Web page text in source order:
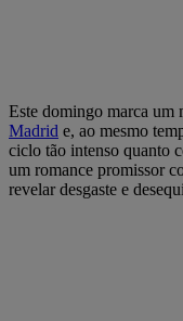
Este domingo marca um
Madrid e, ao mesmo
ciclo tão intenso quanto
um romance promissor
revelar desgaste e